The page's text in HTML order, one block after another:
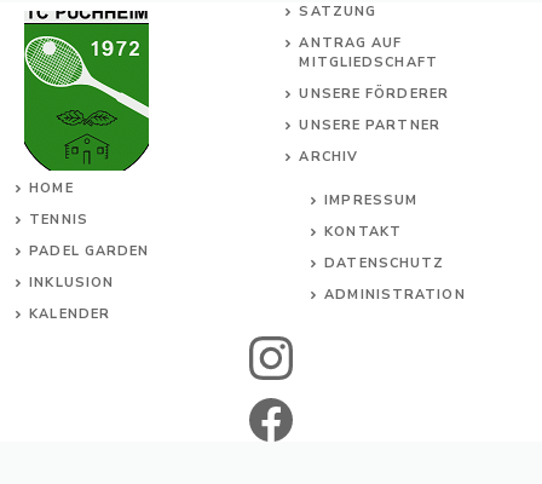
SATZUNG
ANTRAG AUF
MITGLIEDSCHAFT
UNSERE FÖRDERER
UNSERE PARTNER
ARCHIV
HOME
TENNIS
PADEL GARDEN
INKLUSION
KALENDER
IMPRESSUM
KONTAKT
DATENSCHUTZ
ADMINISTRATION